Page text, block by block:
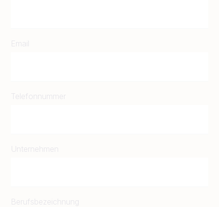
Email
Telefonnummer
Unternehmen
Berufsbezeichnung